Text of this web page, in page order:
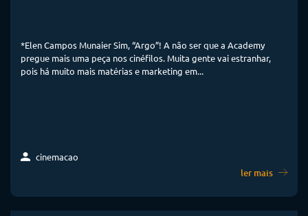
*Elen Campos Munaier Sim, “Argo”! A não ser que a Academy
pregue mais uma peça nos cinéfilos. Muita gente vai estranhar,
pois há muito mais matérias e marketing em...
cinemacao
ler mais